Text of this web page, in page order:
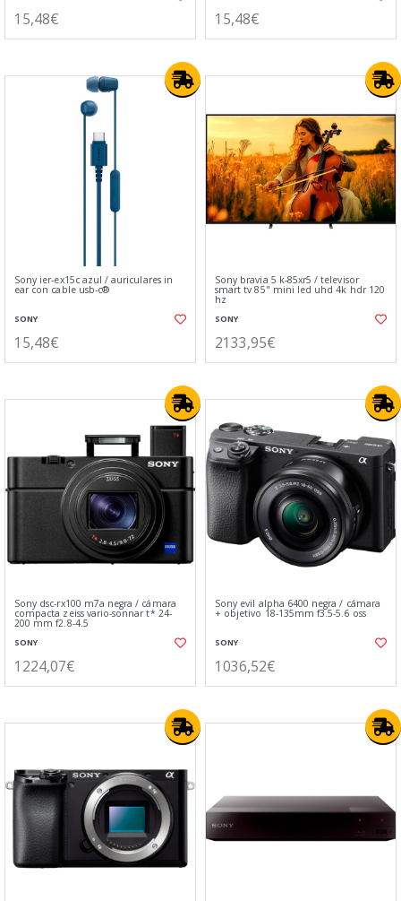
15,48€ 15,48€
Sony ier-ex15c azul / auriculares in
ear con cable usb-c®
SONY
15,48€
Sony bravia 5 k-85xr5 / televisor
smart tv 85" mini led uhd 4k hdr 120
hz
SONY
2133,95€
Sony dsc-rx100 m7a negra / cámara
compacta zeiss vario-sonnar t* 24-
200 mm f2.8-4.5
SONY
1224,07€
Sony evil alpha 6400 negra / cámara
+ objetivo 18-135mm f3.5-5.6 oss
SONY
1036,52€